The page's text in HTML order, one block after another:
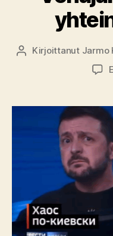
Kirjoittaja
Kirjoittanut Jarmo